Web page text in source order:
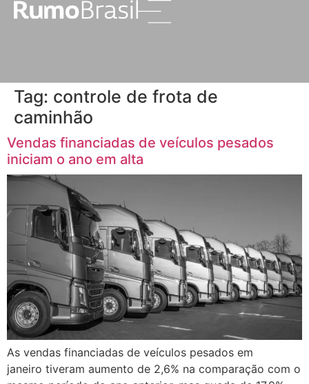
Tag: controle de frota de
caminhão
Vendas financiadas de veículos pesados
iniciam o ano em alta
As vendas financiadas de veículos pesados em
janeiro tiveram aumento de 2,6% na comparação com o